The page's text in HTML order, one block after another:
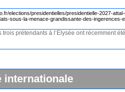
trois prétendants à l’Élysée ont récemment
internationale